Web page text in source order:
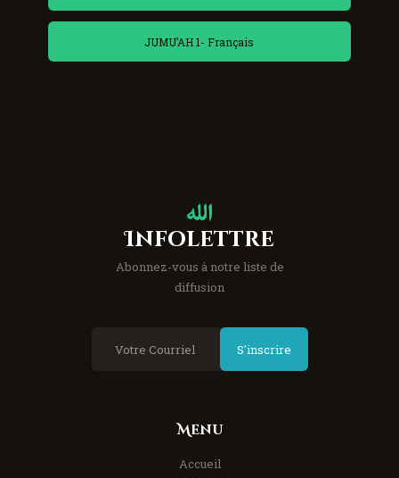
JUMU’AH 1- Français
Infolettre
Abonnez-vous à notre liste de
diffusion
S'inscrire
Menu
Accueil